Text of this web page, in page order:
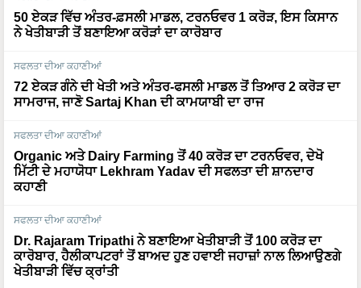
ਨੇ ਖੇਤੀਬਾੜੀ ਤੋਂ ਬਣਾਇਆ ਕਰੋੜਾਂ ਦਾ ਕਾਰੋਬਾਰ
72 ਏਕੜ ਗੰਨੇ ਦੀ ਖੇਤੀ ਅਤੇ ਅੰਤਰ-ਫਸਲੀ ਮਾਡਲ ਤੋਂ ਤਿਆਰ 2 ਕਰੋੜ ਦਾ
ਸਾਮਰਾਜ, ਜਾਣੋ Sartaj Khan ਦੀ ਕਾਮਯਾਬੀ ਦਾ ਰਾਜ
ਸਫਲਤਾ ਦੀਆ ਕਹਾਣੀਆਂ
Organic ਅਤੇ Dairy Farming ਤੋਂ 40 ਕਰੋੜ ਦਾ ਟਰਨਓਵਰ, ਦੇਖੋ
ਮਿੱਟੀ ਦੇ ਮਹਾਯੋਧਾ Lekhram Yadav ਦੀ ਸਫਲਤਾ ਦੀ ਸ਼ਾਨਦਾਰ
ਕਹਾਣੀ
Dr. Rajaram Tripathi ਨੇ ਬਣਾਇਆ ਖੇਤੀਬਾੜੀ ਤੋਂ 100 ਕਰੋੜ ਦਾ
ਕਾਰੋਬਾਰ, ਹੈਲੀਕਾਪਟਰਾਂ ਤੋਂ ਬਾਅਦ ਹੁਣ ਹਵਾਈ ਜਹਾਜ਼ਾਂ ਨਾਲ ਲਿਆਉਣਗੇ
ਖੇਤੀਬਾੜੀ ਵਿੱਚ ਕ੍ਰਾਂਤੀ